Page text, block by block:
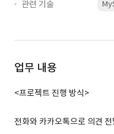
관련 기술
업무 내용
<프로젝트 진행 방식>
전화와 카카오톡으로 의견